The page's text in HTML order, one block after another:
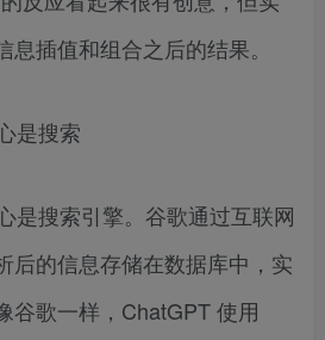
插值和组合之后的结果。
是搜索
是搜索引擎。谷歌通过互联网
后的信息存储在数据库中，实
谷歌一样，ChatGPT 使用